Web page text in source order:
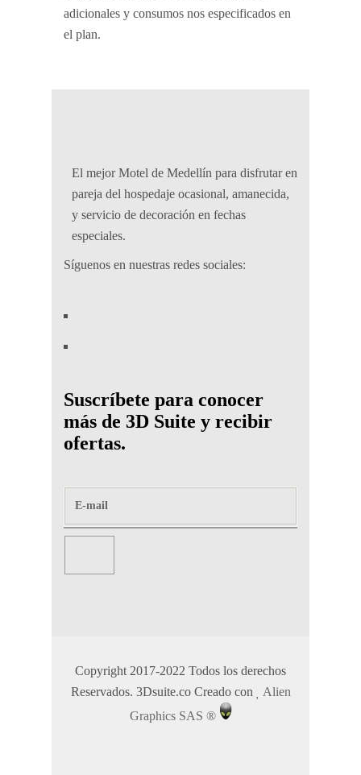
adicionales y consumos nos especificados en
el plan.
El mejor Motel de Medellín para disfrutar en
pareja del hospedaje ocasional, amanecida,
y servicio de decoración en fechas
especiales.
Síguenos en nuestras redes sociales:
Suscríbete para conocer
más de 3D Suite y recibir
ofertas.
Copyright 2017-2022 Todos los derechos
Reservados. 3Dsuite.co Creado con
Alien
Graphics SAS ®